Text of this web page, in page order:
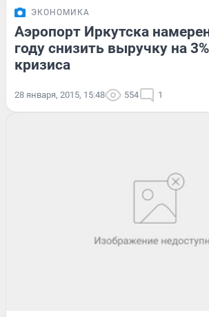
ЭКОНОМИКА
Аэропорт Иркутска
году снизить выручку на
кризиса
28 января, 2015, 15:48 554 1